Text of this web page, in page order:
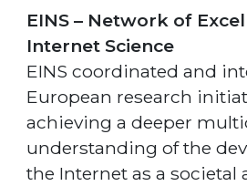
EINS – Network of
Internet Science
EINS coordinated and
European research
achieving a deeper
understanding of the
the Internet as a societal